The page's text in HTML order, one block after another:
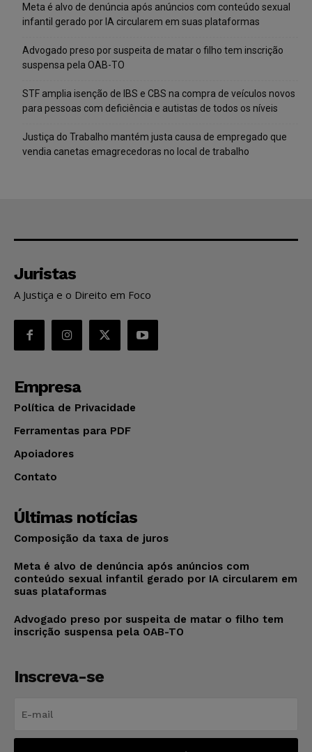
Meta é alvo de denúncia após anúncios com conteúdo sexual
infantil gerado por IA circularem em suas plataformas
Advogado preso por suspeita de matar o filho tem inscrição
suspensa pela OAB-TO
STF amplia isenção de IBS e CBS na compra de veículos novos
para pessoas com deficiência e autistas de todos os níveis
Justiça do Trabalho mantém justa causa de empregado que
vendia canetas emagrecedoras no local de trabalho
Juristas
A Justiça e o Direito em Foco
Empresa
Política de Privacidade
Ferramentas para PDF
Apoiadores
Contato
Últimas notícias
Composição da taxa de juros
Meta é alvo de denúncia após anúncios com
conteúdo sexual infantil gerado por IA circularem em
suas plataformas
Advogado preso por suspeita de matar o filho tem
inscrição suspensa pela OAB-TO
Inscreva-se